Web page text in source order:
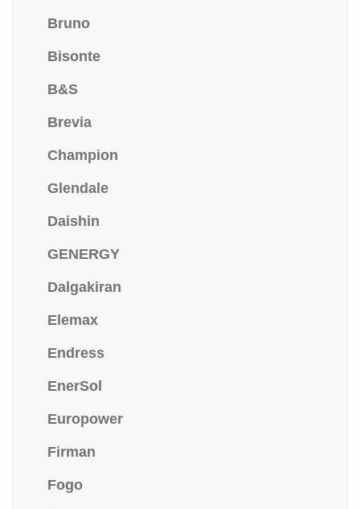
Bruno
Bisonte
B&S
Brevia
Champion
Glendale
Daishin
GENERGY
Dalgakiran
Elemax
Endress
EnerSol
Europower
Firman
Fogo